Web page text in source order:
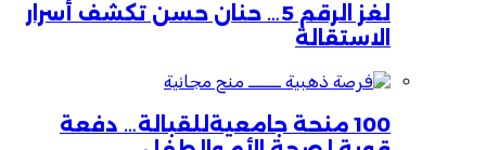
لغز الرقم 5… حنان حسن تكشف أسرار
الاستقالة
100 منحة جامعيةللقبالة… دفعة